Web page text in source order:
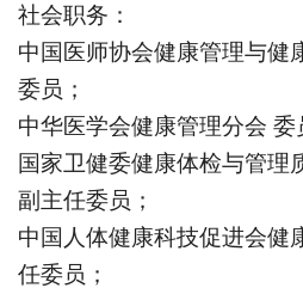
社会职务：
中国医师协会健康管理与健
委员；
中华医学会健康管理分会 委
国家卫健委健康体检与管理
副主任委员；
中国人体健康科技促进会健
任委员；